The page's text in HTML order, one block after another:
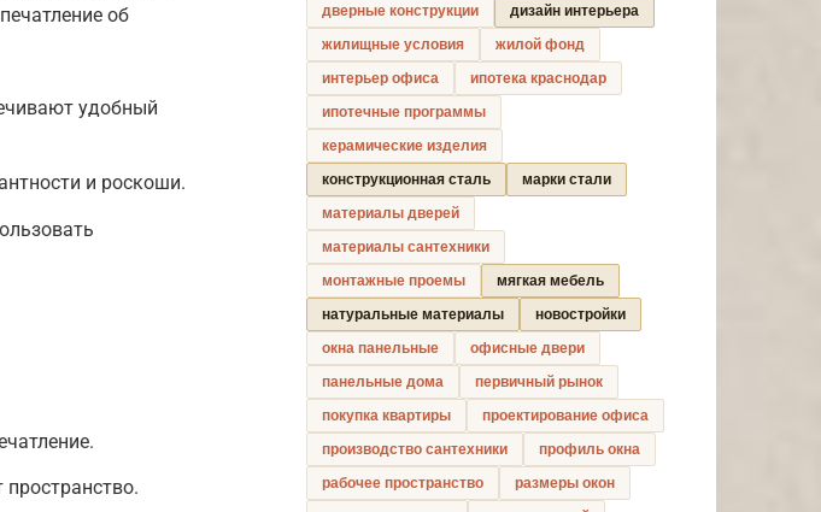
об
удобный
и роскоши.
дверные конструкции
дизайн интерьера
жилищные условия
жилой фонд
интерьер офиса
ипотека краснодар
ипотечные программы
керамические изделия
конструкционная сталь
марки стали
материалы дверей
материалы сантехники
монтажные проемы
мягкая мебель
натуральные материалы
новостройки
окна панельные
офисные двери
панельные дома
первичный рынок
покупка квартиры
проектирование офиса
производство сантехники
профиль окна
рабочее пространство
размеры окон